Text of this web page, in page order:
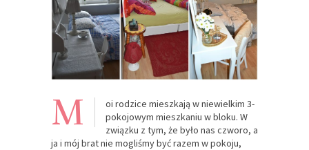
M
oi rodzice mieszkają w niewielkim 3-
pokojowym mieszkaniu w bloku. W
związku z tym, że było nas czworo, a
ja i mój brat nie mogliśmy być razem w pokoju,